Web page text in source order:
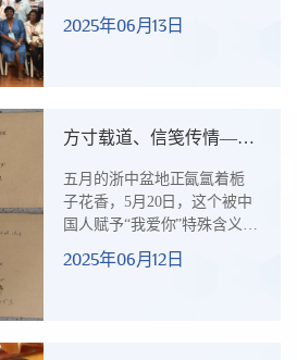
办的援外培训项目“发展中国
几内亚、布基纳法索和科摩
罗等5个国家的学员走进福州
委会主任、“全国优秀共产党
员”、“七一勋章”获得者林丹
同志的热情接待。当听到习
近平总书记曾于1991年、
1995年和2014年先后三次莅
并作出了“三个如何”重要指
2025年06月13日
方寸载道、信笺传情—跨
五月的浙中盆地正氤氲着栀
子花香，5月20日，这个被中
国人赋予“我爱你”特殊含义的
日子，浙江师范大学援外会
议室里上演着别样的浪漫与
2025年06月12日